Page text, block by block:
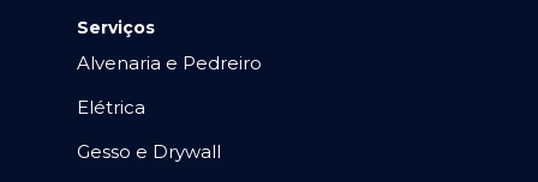
Serviços
Alvenaria e Pedreiro
Elétrica
Gesso e Drywall